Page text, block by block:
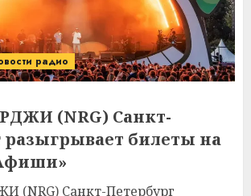
радио
(NRG) Санкт-
разыгрывает билеты на
(NRG) Санкт-Петербург